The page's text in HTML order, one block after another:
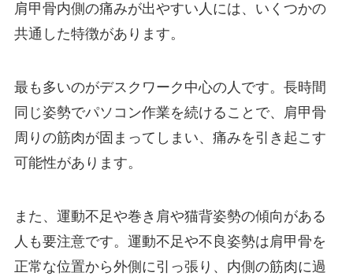
肩甲骨内側の痛みが出やすい人には、いくつかの
共通した特徴があります。
最も多いのがデスクワーク中心の人です。長時間
同じ姿勢でパソコン作業を続けることで、肩甲骨
周りの筋肉が固まってしまい、痛みを引き起こす
可能性があります。
また、運動不足や巻き肩や猫背姿勢の傾向がある
人も要注意です。運動不足や不良姿勢は肩甲骨を
正常な位置から外側に引っ張り、内側の筋肉に過